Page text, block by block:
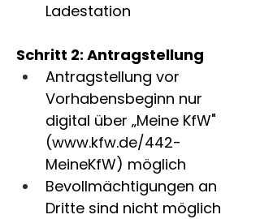
Ladestation
Schritt 2: Antragstellung
Antragstellung vor
Vorhabensbeginn nur
digital über „Meine KfW"
(www.kfw.de/442-
MeineKfW) möglich
Bevollmächtigungen an
Dritte sind nicht möglich